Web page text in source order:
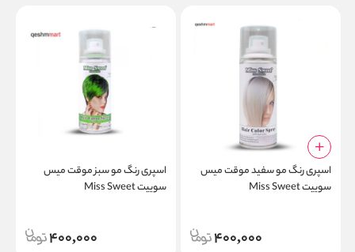
اسپری رنگ مو سفید موقت میس
سوییت Miss Sweet
400,000
اسپری رنگ مو سبز موقت میس
سوییت Miss Sweet
400,000